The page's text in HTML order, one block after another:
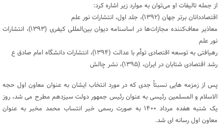
از جمله تالیفات او می‌توان به موارد زیر اشاره کرد:
اقتصاددانان برتر جهان (۱۳۹۲)، جلد اول، انتشارات نور علم
معاذیر معاف‌کننده مجازات‌ها در اساسنامه دیوان بین‌المللی کیفری (۱۳۹۳)، انتشارات
نور علم
رهیافتی به توسعه اقتصادی توأم با عدالت (۱۳۹۴)، انتشارات دانشگاه امام صادق ع
رشد اقتصادی شتابان در ایران، (۱۳۹۵)، نشر چالش
پس از زمزمه هایی نسبتاً جدی که در مورد انتخاب ایشان به عنوان معاون اول حجه
الاسلام و المسلمین رئیسی به عنوان رئیس جمهور دولت سیزدهم مطرح می شد، روز
یک شنبه هفده مرداد ۱۴۰۰ به صورت رسمی خبر انتساب محمد مخبر به عنوان
معاون اول رسانه ای شد.